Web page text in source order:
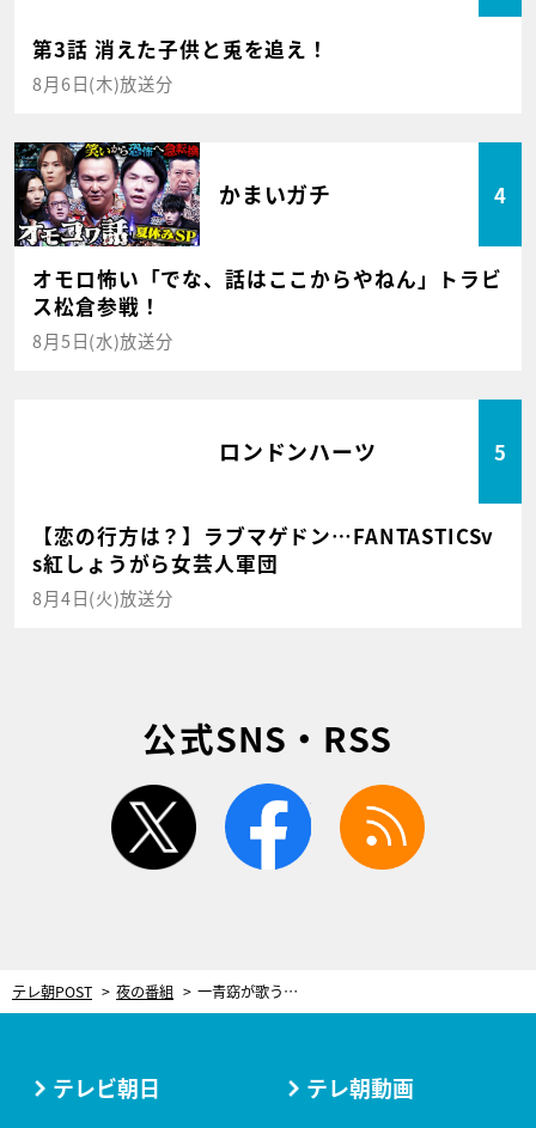
第3話 消えた子供と兎を追え！
8月6日(木)放送分
かまいガチ 4
オモロ怖い「でな、話はここからやねん」トラビ
ス松倉参戦！
8月5日(水)放送分
ロンドンハーツ 5
【恋の行方は？】ラブマゲドン…FANTASTICSv
s紅しょうがら女芸人軍団
8月4日(火)放送分
公式SNS・RSS
twitter facebook
テレ朝POST 夜の番組 一青窈が歌う、平成に最もカラオケで歌われた曲。リトグリはあの51週連続1位曲をカバー
テレビ朝日 テレ朝動画